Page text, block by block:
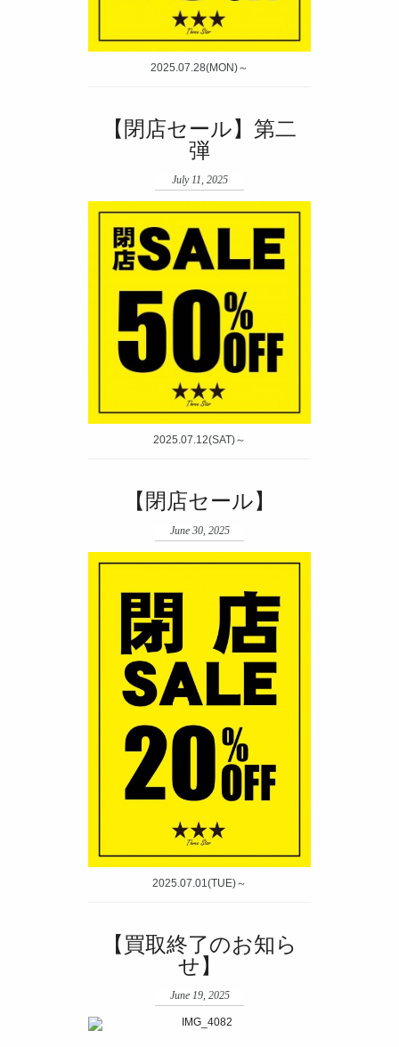
2025.07.28(MON)～
【閉店セール】第二
弾
July 11, 2025
2025.07.12(SAT)～
【閉店セール】
June 30, 2025
2025.07.01(TUE)～
【買取終了のお知ら
せ】
June 19, 2025